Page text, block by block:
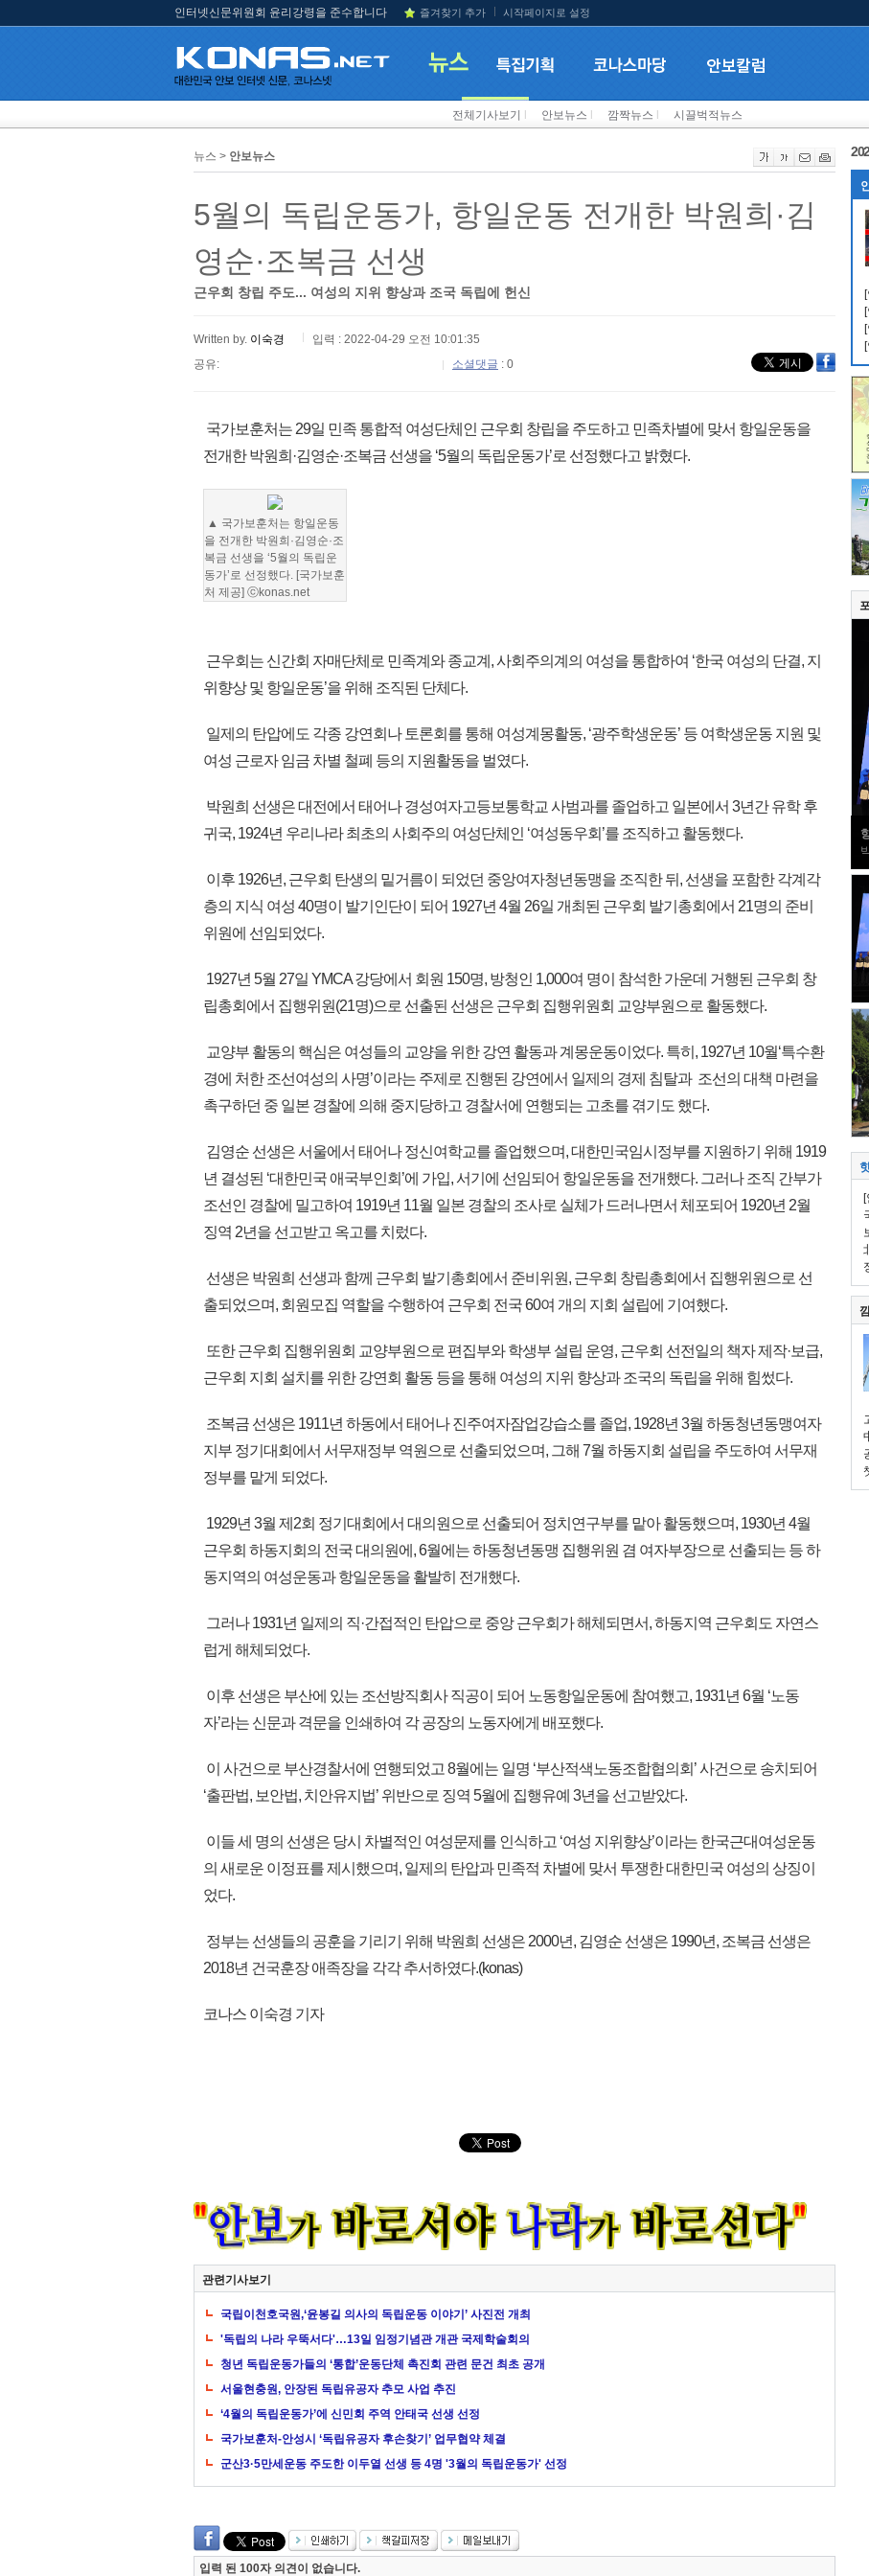
인터넷신문위원회 윤리강령을 준수합니다 즐겨찾기 추가 시작페이지로 설정
전체기사보기 안보뉴스 깜짝뉴스 시끌벅적뉴스
뉴스 > 안보뉴스
5월의 독립운동가, 항일운동 전개한 박원희·김
영순·조복금 선생
근우회 창립 주도... 여성의 지위 향상과 조국 독립에 헌신
Written by. 이숙경
입력 : 2022-04-29 오전 10:01:35
공유:
소셜댓글 : 0
국가보훈처는 29일 민족 통합적 여성단체인 근우회 창립을 주도하고 민족차별에 맞서 항일운동을
전개한 박원희·김영순·조복금 선생을 ‘5월의 독립운동가’로 선정했다고 밝혔다.
▲ 국가보훈처는 항일운동
을 전개한 박원희·김영순·조
복금 선생을 ‘5월의 독립운
동가’로 선정했다. [국가보훈
처 제공] ⓒkonas.net
근우회는 신간회 자매단체로 민족계와 종교계, 사회주의계의 여성을 통합하여 ‘한국 여성의 단결, 지
위향상 및 항일운동’을 위해 조직된 단체다.
일제의 탄압에도 각종 강연회나 토론회를 통해 여성계몽활동, ‘광주학생운동’ 등 여학생운동 지원 및
여성 근로자 임금 차별 철폐 등의 지원활동을 벌였다.
박원희 선생은 대전에서 태어나 경성여자고등보통학교 사범과를 졸업하고 일본에서 3년간 유학 후
귀국, 1924년 우리나라 최초의 사회주의 여성단체인 ‘여성동우회’를 조직하고 활동했다.
이후 1926년, 근우회 탄생의 밑거름이 되었던 중앙여자청년동맹을 조직한 뒤, 선생을 포함한 각계각
층의 지식 여성 40명이 발기인단이 되어 1927년 4월 26일 개최된 근우회 발기총회에서 21명의 준비
위원에 선임되었다.
1927년 5월 27일 YMCA 강당에서 회원 150명, 방청인 1,000여 명이 참석한 가운데 거행된 근우회 창
립총회에서 집행위원(21명)으로 선출된 선생은 근우회 집행위원회 교양부원으로 활동했다.
교양부 활동의 핵심은 여성들의 교양을 위한 강연 활동과 계몽운동이었다. 특히, 1927년 10월‘특수환
경에 처한 조선여성의 사명’이라는 주제로 진행된 강연에서 일제의 경제 침탈과 조선의 대책 마련을
촉구하던 중 일본 경찰에 의해 중지당하고 경찰서에 연행되는 고초를 겪기도 했다.
김영순 선생은 서울에서 태어나 정신여학교를 졸업했으며, 대한민국임시정부를 지원하기 위해 1919
년 결성된 ‘대한민국 애국부인회’에 가입, 서기에 선임되어 항일운동을 전개했다. 그러나 조직 간부가
조선인 경찰에 밀고하여 1919년 11월 일본 경찰의 조사로 실체가 드러나면서 체포되어 1920년 2월
징역 2년을 선고받고 옥고를 치렀다.
선생은 박원희 선생과 함께 근우회 발기총회에서 준비위원, 근우회 창립총회에서 집행위원으로 선
출되었으며, 회원모집 역할을 수행하여 근우회 전국 60여 개의 지회 설립에 기여했다.
또한 근우회 집행위원회 교양부원으로 편집부와 학생부 설립 운영, 근우회 선전일의 책자 제작·보급,
근우회 지회 설치를 위한 강연회 활동 등을 통해 여성의 지위 향상과 조국의 독립을 위해 힘썼다.
조복금 선생은 1911년 하동에서 태어나 진주여자잠업강습소를 졸업, 1928년 3월 하동청년동맹여자
지부 정기대회에서 서무재정부 역원으로 선출되었으며, 그해 7월 하동지회 설립을 주도하여 서무재
정부를 맡게 되었다.
1929년 3월 제2회 정기대회에서 대의원으로 선출되어 정치연구부를 맡아 활동했으며, 1930년 4월
근우회 하동지회의 전국 대의원에, 6월에는 하동청년동맹 집행위원 겸 여자부장으로 선출되는 등 하
동지역의 여성운동과 항일운동을 활발히 전개했다.
그러나 1931년 일제의 직·간접적인 탄압으로 중앙 근우회가 해체되면서, 하동지역 근우회도 자연스
럽게 해체되었다.
이후 선생은 부산에 있는 조선방직회사 직공이 되어 노동항일운동에 참여했고, 1931년 6월 ‘노동
자’라는 신문과 격문을 인쇄하여 각 공장의 노동자에게 배포했다.
이 사건으로 부산경찰서에 연행되었고 8월에는 일명 ‘부산적색노동조합협의회’ 사건으로 송치되어
‘출판법, 보안법, 치안유지법’ 위반으로 징역 5월에 집행유예 3년을 선고받았다.
이들 세 명의 선생은 당시 차별적인 여성문제를 인식하고 ‘여성 지위향상’이라는 한국근대여성운동
의 새로운 이정표를 제시했으며, 일제의 탄압과 민족적 차별에 맞서 투쟁한 대한민국 여성의 상징이
었다.
정부는 선생들의 공훈을 기리기 위해 박원희 선생은 2000년, 김영순 선생은 1990년, 조복금 선생은
2018년 건국훈장 애족장을 각각 추서하였다.(konas)
코나스 이숙경 기자
관련기사보기
국립이천호국원,‘윤봉길 의사의 독립운동 이야기’ 사진전 개최
'독립의 나라 우뚝서다'…13일 임정기념관 개관 국제학술회의
청년 독립운동가들의 ‘통합’운동단체 촉진회 관련 문건 최초 공개
서울현충원, 안장된 독립유공자 추모 사업 추진
‘4월의 독립운동가’에 신민회 주역 안태국 선생 선정
국가보훈처-안성시 ‘독립유공자 후손찾기’ 업무협약 체결
군산3·5만세운동 주도한 이두열 선생 등 4명 '3월의 독립운동가' 선정
입력 된 100자 의견이 없습니다.